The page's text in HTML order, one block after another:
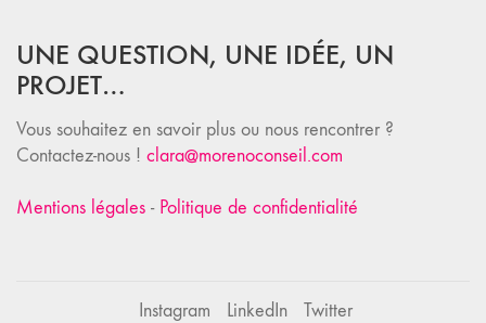
UNE QUESTION, UNE IDÉE, UN
PROJET…
Vous souhaitez en savoir plus ou nous rencontrer ?
Contactez-nous ! clara@morenoconseil.com
Mentions légales - Politique de confidentialité
Instagram LinkedIn Twitter